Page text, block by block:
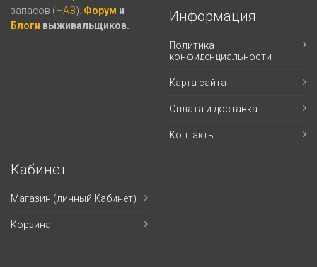
запасов (НАЗ). Форум и
Блоги выживальщиков.
Информация
Политика
конфиденциальности
Карта сайта
Оплата и доставка
Контакты
Кабинет
Магазин (личный Кабинет)
Корзина